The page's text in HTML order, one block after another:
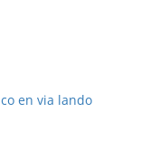
en via lando